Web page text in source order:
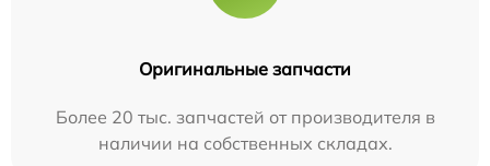
Оригинальные запчасти
Более 20 тыс. запчастей от производителя в
наличии на собственных складах.